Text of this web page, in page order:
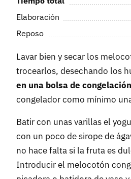
Elaboración
Reposo
Lavar bien y secar los
trocearlos, desechando los
en una bolsa de congelación
congelador como mínimo
Batir con unas varillas el
con un poco de sirope de
no hace falta si la fruta es
Introducir el melocotón